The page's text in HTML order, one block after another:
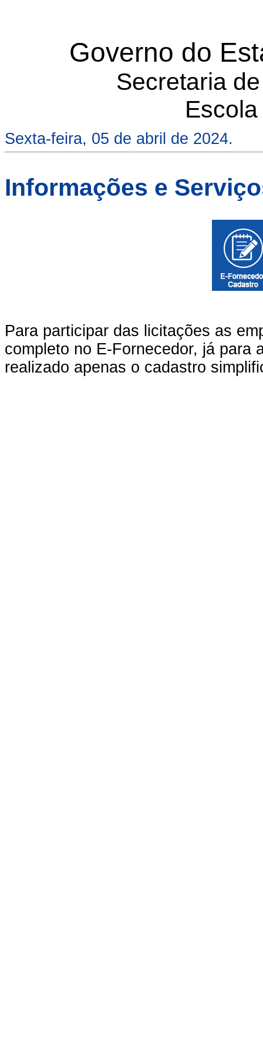
Governo do
Secretaria
Sexta-feira, 05 de abril de 2024.
Informações e
Para participar das licitações as
completo no E-Fornecedor, já para
realizado apenas o cadastro